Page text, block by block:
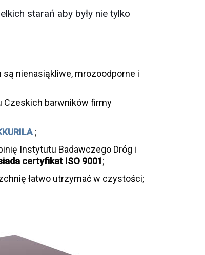
starań aby były nie tylko
nienasiąkliwe, mrozoodporne i
Czeskich barwników firmy
;
Instytutu Badawczego Dróg i
certyfikat ISO 9001;
łatwo utrzymać w czystości;